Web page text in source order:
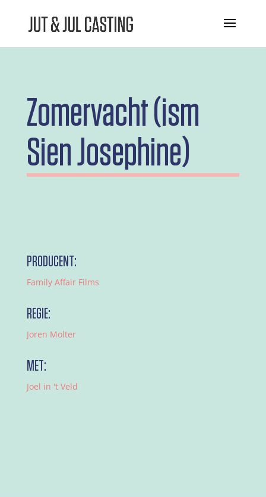
Zomervacht (ism
Sien Josephine)
PRODUCENT:
Family Affair Films
REGIE:
Joren Molter
MET:
Joel in 't Veld